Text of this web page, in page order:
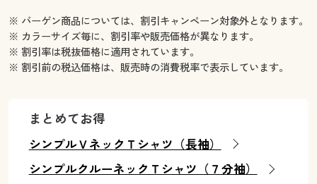
※ バーゲン商品については、割引キャンペーン対象外となります。
※ カラーサイズ毎に、割引率や販売価格が異なります。
※ 割引率は税抜価格に適用されています。
※ 割引前の税込価格は、販売時の消費税率で表示しています。
まとめてお得
シンプルＶネックＴシャツ（長袖）
シンプルクルーネックＴシャツ（７分袖）